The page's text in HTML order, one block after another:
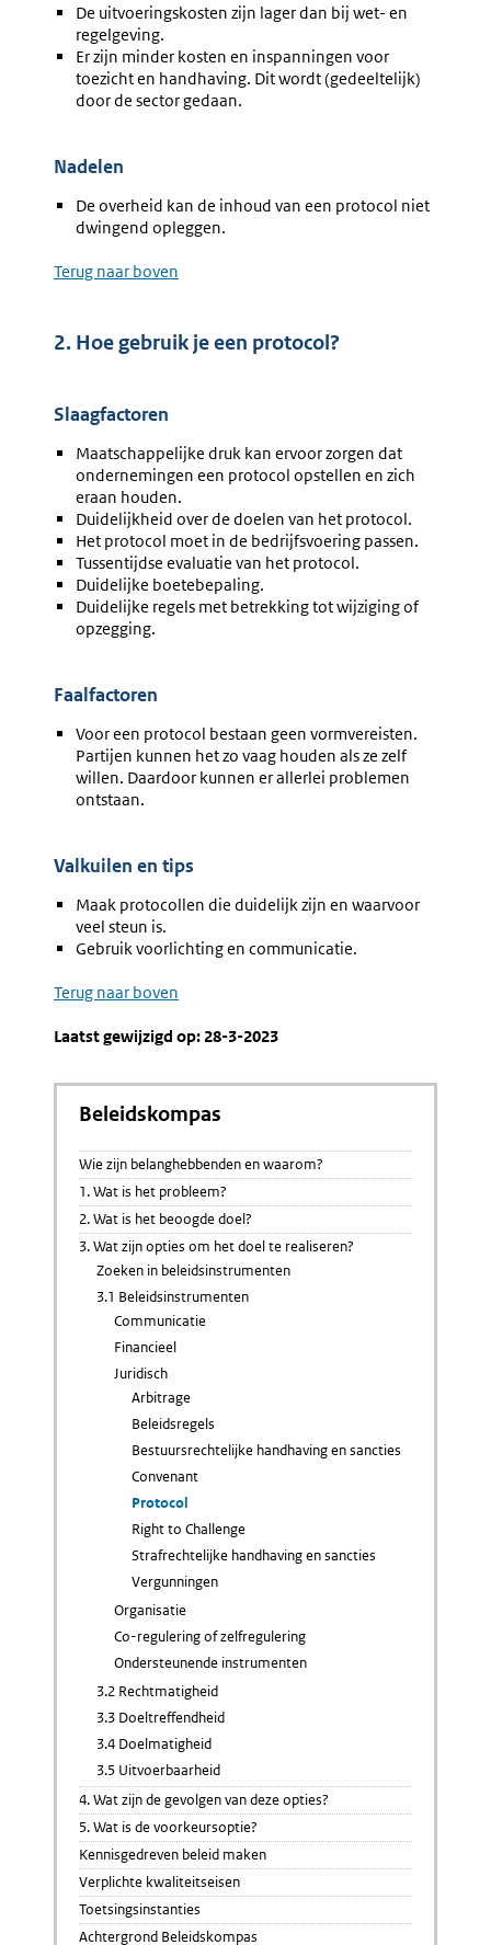
De uitvoeringskosten zijn lager dan bij wet- en
regelgeving.
Er zijn minder kosten en inspanningen voor
toezicht en handhaving. Dit wordt (gedeeltelijk)
door de sector gedaan.
Nadelen
De overheid kan de inhoud van een protocol niet
dwingend opleggen.
Terug naar boven
2. Hoe gebruik je een protocol?
Slaagfactoren
Maatschappelijke druk kan ervoor zorgen dat
ondernemingen een protocol opstellen en zich
eraan houden.
Duidelijkheid over de doelen van het protocol.
Het protocol moet in de bedrijfsvoering passen.
Tussentijdse evaluatie van het protocol.
Duidelijke boetebepaling.
Duidelijke regels met betrekking tot wijziging of
opzegging.
Faalfactoren
Voor een protocol bestaan geen vormvereisten.
Partijen kunnen het zo vaag houden als ze zelf
willen. Daardoor kunnen er allerlei problemen
ontstaan.
Valkuilen en tips
Maak protocollen die duidelijk zijn en waarvoor
veel steun is.
Gebruik voorlichting en communicatie.
Terug naar boven
Laatst gewijzigd op: 28-3-2023
Beleidskompas
Wie zijn belanghebbenden en waarom?
1. Wat is het probleem?
2. Wat is het beoogde doel?
3. Wat zijn opties om het doel te realiseren?
Zoeken in beleidsinstrumenten
3.1 Beleidsinstrumenten
Communicatie
Financieel
Juridisch
Arbitrage
Beleidsregels
Bestuursrechtelijke handhaving en sancties
Convenant
Protocol
Right to Challenge
Strafrechtelijke handhaving en sancties
Vergunningen
Organisatie
Co-regulering of zelfregulering
Ondersteunende instrumenten
3.2 Rechtmatigheid
3.3 Doeltreffendheid
3.4 Doelmatigheid
3.5 Uitvoerbaarheid
4. Wat zijn de gevolgen van deze opties?
5. Wat is de voorkeursoptie?
Kennisgedreven beleid maken
Verplichte kwaliteitseisen
Toetsingsinstanties
Achtergrond Beleidskompas